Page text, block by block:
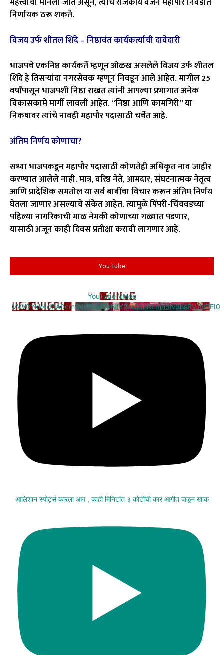
निर्णायक ठरू शकते.
विजय उर्फ शीतल शिंदे – निष्ठावंत कार्यकर्त्याची दावेदारी
भाजपचे एकनिष्ठ कार्यकर्ते म्हणून ओळख असलेले विजय उर्फ शीतल
शिंदे हे तिसऱ्यांदा नगरसेवक म्हणून निवडून आले आहेत. मागील 25
वर्षांपासून भाजपशी निष्ठा राखत त्यांनी आपल्या प्रभागात अनेक
विकासकामे मार्गी लावली आहेत. “निष्ठा आणि कामगिरी” या
निकषावर त्यांचे नावही महापौर पदासाठी चर्चेत आहे.
अंतिम निर्णय कोणाचा?
सध्या भाजपकडून महापौर पदासाठी कोणतेही अधिकृत नाव जाहीर
करण्यात आलेले नाही. मात्र, वरिष्ठ नेते, आमदार, संघटनात्मक नेतृत्व
आणि प्रादेशिक समतोल या सर्व बाबींचा विचार करून अंतिम निर्णय
घेतला जाणार असल्याचे संकेत आहेत. त्यामुळे पिंपरी-चिंचवडच्या
पहिल्या नागरिकाची माळ नेमकी कोणाच्या गळ्यात पडणार,
यासाठी अजून काही दिवस प्रतीक्षा करावी लागणार आहे.
You Tube
YouTube Video
VVV0Ykk4d3A0cm94U1VaQUNfY2xrQ1hRLmh5N0hsRVJNREI0
आलिशान स्पोर्ट्स कारला आग , काही मिनिटांत ३ कोटींची कार आगीत जळून खाक